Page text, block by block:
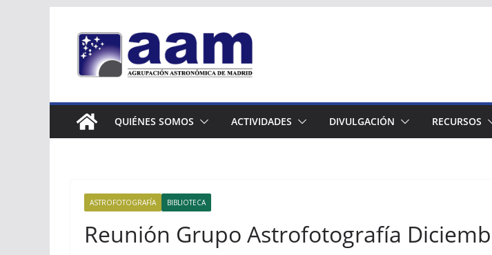
contenido
QUIÉNES SOMOS ACTIVIDADES DIVULGACIÓN RECURSOS
ASTROFOTOGRAFÍA BIBLIOTECA
Reunión Grupo Astrofotografía